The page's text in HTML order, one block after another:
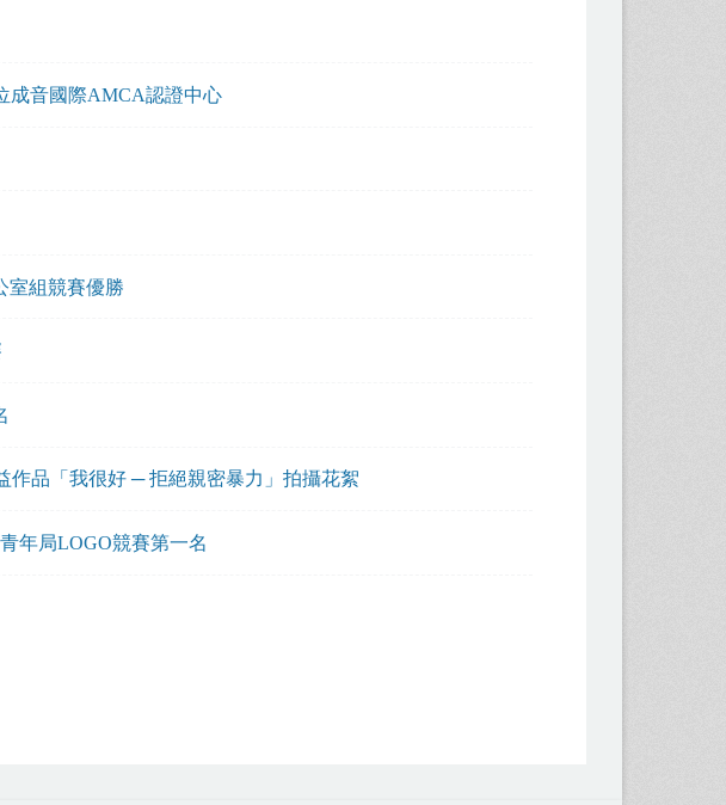
成音國際AMCA認證中心
室組競賽優勝
作品「我很好 ─ 拒絕親密暴力」拍攝花絮
年局LOGO競賽第一名